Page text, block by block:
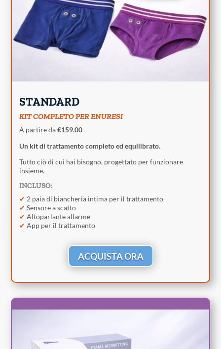
STANDARD
KIT COMPLETO PER ENURESI
A partire da€159.00
Un kit di trattamento completo ed equilibrato.
Tutto ciò di cui hai bisogno, progettato per funzionare
insieme.
INCLUSO:
✔ 2 paia di biancheria intima per il trattamento
✔ Sensore a scatto
✔ Altoparlante allarme
✔ App per il trattamento
ACQUISTA ORA